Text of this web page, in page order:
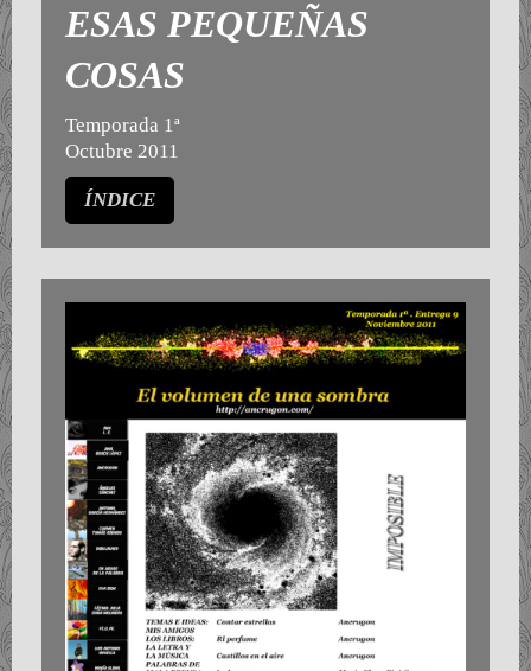
ESAS PEQUEÑAS
COSAS
Temporada 1ª
Octubre 2011
ÍNDICE